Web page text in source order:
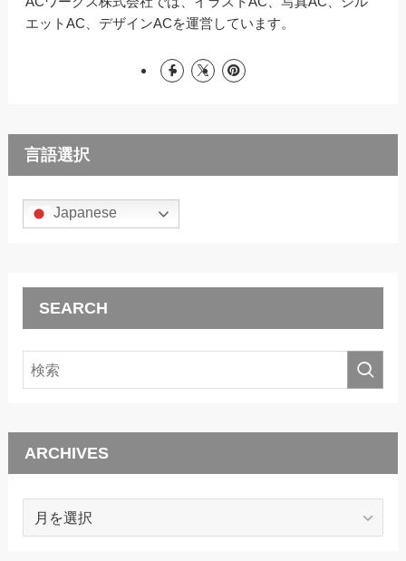
エットAC、デザインACを運営しています。
言語選択
Japanese
SEARCH
ARCHIVES
ARCHIVES